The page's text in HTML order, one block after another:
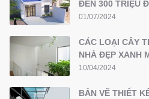
ĐẾN 300 TRIỆU
01/07/2024
CÁC LOẠI CÂY
NHÀ ĐẸP XANH
10/04/2024
BẢN VẼ THIẾT